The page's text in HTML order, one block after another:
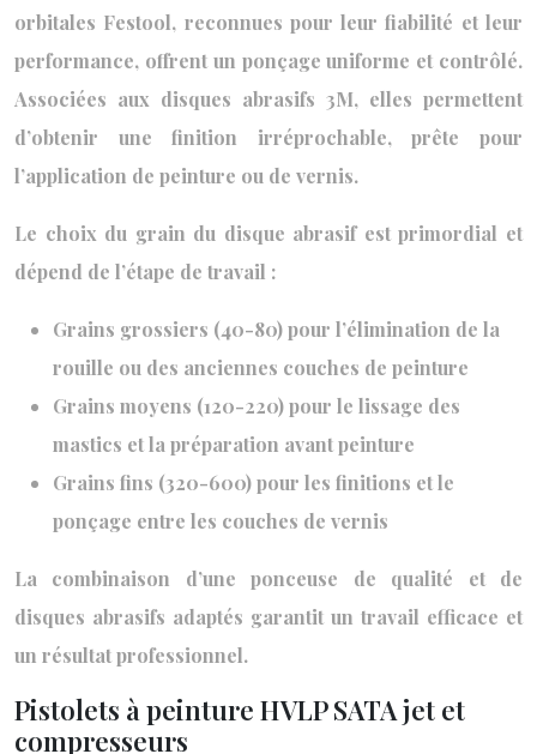
orbitales Festool, reconnues pour leur fiabilité et leur
performance, offrent un ponçage uniforme et contrôlé.
Associées aux disques abrasifs 3M, elles permettent
d’obtenir une finition irréprochable, prête pour
l’application de peinture ou de vernis.
Le choix du grain du disque abrasif est primordial et
dépend de l’étape de travail :
Grains grossiers (40-80) pour l’élimination de la
rouille ou des anciennes couches de peinture
Grains moyens (120-220) pour le lissage des
mastics et la préparation avant peinture
Grains fins (320-600) pour les finitions et le
ponçage entre les couches de vernis
La combinaison d’une ponceuse de qualité et de
disques abrasifs adaptés garantit un travail efficace et
un résultat professionnel.
Pistolets à peinture HVLP SATA jet et
compresseurs